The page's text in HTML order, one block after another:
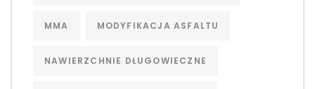
MMA MODYFIKACJA ASFALTU
NAWIERZCHNIE DŁUGOWIECZNE